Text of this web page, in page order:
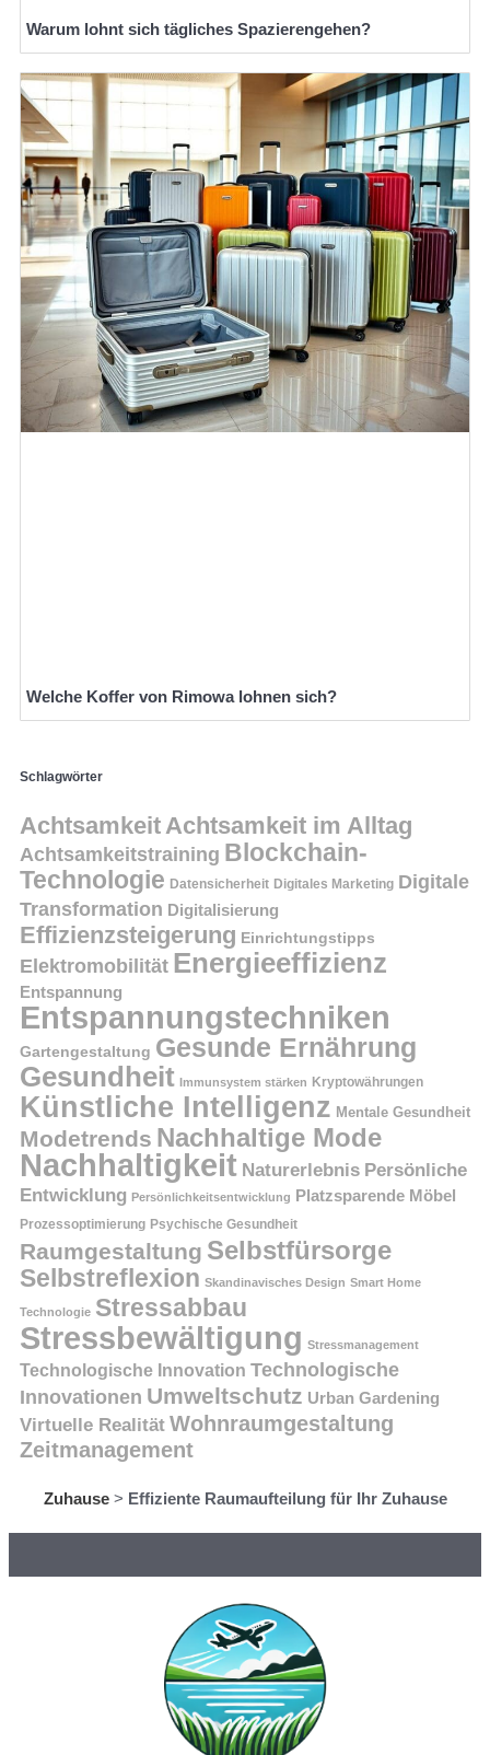
Warum lohnt sich tägliches Spazierengehen?
Welche Koffer von Rimowa lohnen sich?
Schlagwörter
AchtsamkeitAchtsamkeit im Alltag
Achtsamkeitstraining Blockchain-
Technologie Datensicherheit Digitales Marketing Digitale
Transformation Digitalisierung
Effizienzsteigerung Einrichtungstipps
Elektromobilität Energieeffizienz
Entspannung
Entspannungstechniken
Gartengestaltung Gesunde Ernährung
Gesundheit Immunsystem stärken Kryptowährungen
Künstliche Intelligenz Mentale Gesundheit
Modetrends Nachhaltige Mode
Nachhaltigkeit Naturerlebnis Persönliche
Entwicklung Persönlichkeitsentwicklung Platzsparende Möbel
Prozessoptimierung Psychische Gesundheit
Raumgestaltung Selbstfürsorge
Selbstreflexion Skandinavisches Design Smart Home
Technologie Stressabbau
Stressbewältigung Stressmanagement
Technologische Innovation Technologische
Innovationen Umweltschutz Urban Gardening
Virtuelle Realität Wohnraumgestaltung
Zeitmanagement
Zuhause> Effiziente Raumaufteilung für Ihr Zuhause